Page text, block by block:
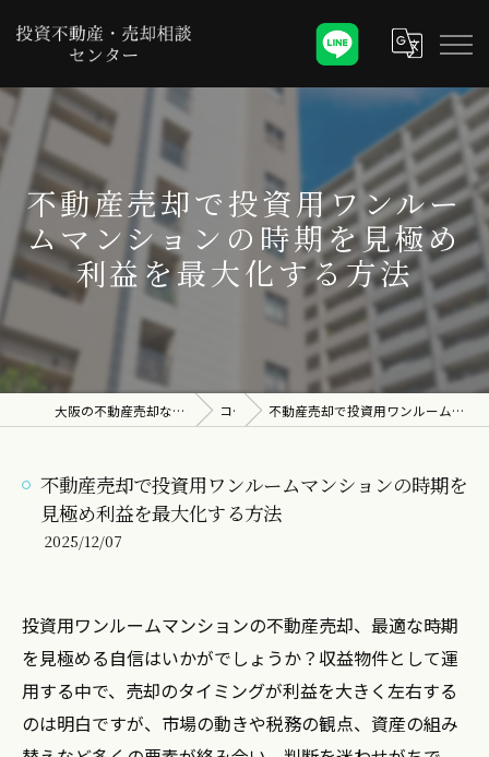
不動産売却で投資用ワンルー
ムマンションの時期を見極め
利益を最大化する方法
大阪の不動産売却なら投資不動産・売却相談センター コラム 不動産売却で投資用ワンルームマンションの時期を見極め利益を最大化する方法
不動産売却で投資用ワンルームマンションの時期を
見極め利益を最大化する方法
2025/12/07
投資用ワンルームマンションの不動産売却、最適な時期
を見極める自信はいかがでしょうか？収益物件として運
用する中で、売却のタイミングが利益を大きく左右する
のは明白ですが、市場の動きや税務の観点、資産の組み